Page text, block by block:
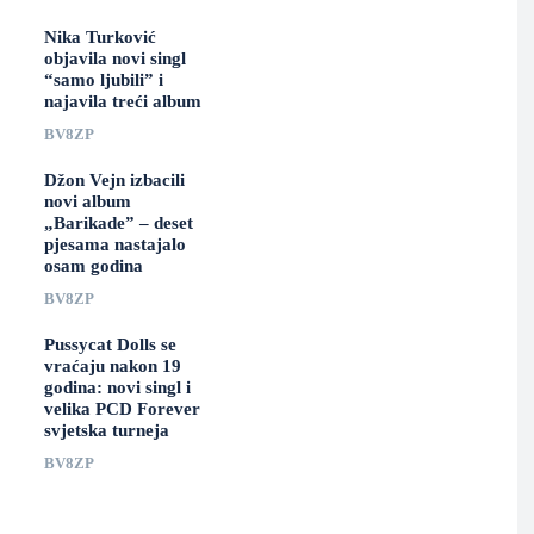
Nika Turković
objavila novi singl
“samo ljubili” i
najavila treći album
BV8ZP
Džon Vejn izbacili
novi album
„Barikade” – deset
pjesama nastajalo
osam godina
BV8ZP
Pussycat Dolls se
vraćaju nakon 19
godina: novi singl i
velika PCD Forever
svjetska turneja
BV8ZP